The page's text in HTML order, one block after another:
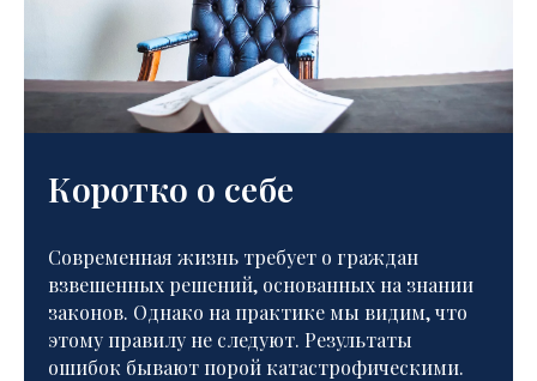
Коротко о себе
Современная жизнь требует о граждан
взвешенных решений, основанных на знании
законов. Однако на практике мы видим, что
этому правилу не следуют. Результаты
ошибок бывают порой катастрофическими.